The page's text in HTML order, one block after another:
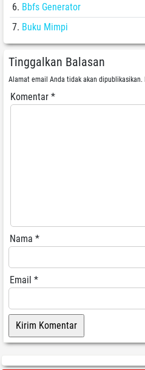
Bbfs Generator
Buku Mimpi
Tinggalkan Balasan
Alamat email Anda tidak akan dipublikasikan.
Komentar *
Nama *
Email *